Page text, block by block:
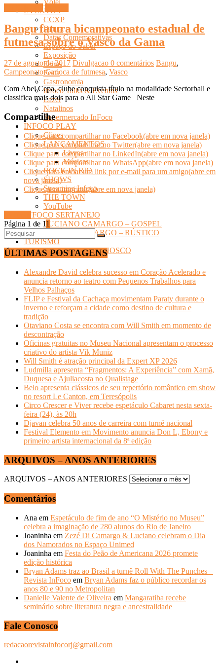
Vôlei
EVENTOS
CCXP
Dança
Datas Comemorativas
Espaço do Saber
Exposição
Feiras
Festa
Gastronomia
Infoco Talks & Eventos
Lazer
Natalinos
Supermercado InFoco
INFOCO PLAY
Clipes
LANÇAMENTOS
Livros
Músicas
ROCK IN RIO
SHOWS
Streaming Infoco
THE TOWN
YouTube
INFOCO SERTANEJO
LUCIANO CAMARGO – GOSPEL
ZEZÉ DI CAMARGO – RÚSTICO
TURISMO
Quem Somos- FALE CONOSCO
Bangu fatura bicampeonato estadual de
futmesa sobre o Vasco da Gama
27 de agosto de 2017 Divulgacao 0 comentários Bangu,
Campeonato Carioca de futmesa, Vasco
Com Abel Cepa, clube conquista título na modalidade Sectorball e
classifica mais dois para o All Star Game Neste
Compartilhe
Clique para compartilhar no Facebook(abre em nova janela)
Clique para compartilhar no Twitter(abre em nova janela)
Clique para compartilhar no LinkedIn(abre em nova janela)
Clique para compartilhar no WhatsApp(abre em nova janela)
Clique para enviar um link por e-mail para um amigo(abre em
nova janela)
Clique para imprimir(abre em nova janela)
Página 1 de 11
ÚLTIMAS POSTAGENS
Alexandre David celebra sucesso em Coração Acelerado e
anuncia retorno ao teatro com Pequenos Trabalhos para
Velhos Palhaços
FLIP e Festival da Cachaça movimentam Paraty durante o
inverno e reforçam a cidade como destino de cultura e
tradição
Otaviano Costa se encontra com Will Smith em momento de
descontração
Oficinas gratuitas no Museu Nacional apresentam o processo
criativo do artista Vik Muniz
Will Smith é atração principal da Expert XP 2026
Ludmilla apresenta “Fragmentos: A Experiência” com Xamã,
Duquesa e Ajuliacosta no Qualistage
Belo apresenta clássicos de seu repertório romântico em show
no resort Le Canton, em Teresópolis
Circo Crescer e Viver recebe espetáculo Cabaret nesta sexta-
feira (24), às 20h
Djavan celebra 50 anos de carreira com turnê nacional
Festival Elemento em Movimento anuncia Don L, Ebony e
primeiro artista internacional da 8ª edição
ARQUIVOS – ANOS ANTERIORES
ARQUIVOS – ANOS ANTERIORES
Comentários
Ana em Espetáculo de fim de ano “O Mistério no Museu”
celebra a imaginação de 280 alunos do Rio de Janeiro
Joaninha em Zezé Di Camargo & Luciano celebram o Dia
dos Namorados no Espaço Unimed
Joaninha em Festa do Peão de Americana 2026 promete
edição histórica
Bryan Adams traz ao Brasil a turnê Roll With The Punches –
Revista InFoco em Bryan Adams faz o público recordar os
anos 80 e 90 no Metropolitan
Danielle Valente de Oliveira em Mangaratiba recebe
seminário sobre literatura negra e ancestralidade
Fale Conosco
redacaorevistainfocorj@gmail.com